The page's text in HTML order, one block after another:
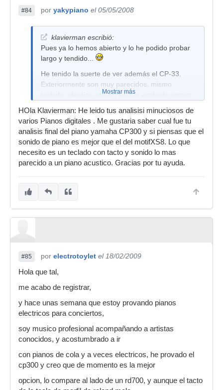
#84 por yakypiano el 05/05/2008
klavierman escribió:
Pues ya lo hemos abierto y lo he podido probar
largo y tendido...
He tenido la suerte de ver además el CP-33.
Exteriormente son muy parecidos, mismo
teclado, identica acción, mismo acabado oscuro
equipamiento.
El CP-33 es un piano de gama media, superior al
P-140 y quizás comparable al antiguo P-90
(aunque con controladores MIDI). Como piano
tiene un sonido interesante, aunque desde mi
teclas pulsadas (parecido a P-140 pero más
MIDI, más voces, etc. Creo que me quedaría con
ligeramente desconcertado ya que necesitaría
darle otro repasito al MP8 para ser capaz de dar
un veredicto claro.
Tiene un buen sonido de piano, ligeramente
metálico como cualquier piano Yamaha, realista
y con bastantes detalles. Sin embargo, desde mi
punto de vista, queda mejor después de hacer
unos cuantos ajustes tanto de la voz en sí
(relación dry/wet del efecto Soundboard, el eq
Mostrar más
HOla Klavierman: He leido tus analisisi minuciosos de
varios Pianos digitales . Me gustaria saber cual fue tu
analisis final del piano yamaha CP300 y si piensas que el
sonido de piano es mejor que el del motifXS8. Lo que
necesito es un teclado con tacto y sonido lo mas
parecido a un piano acustico. Gracias por tu ayuda.
#85 por electrotoylet el 18/02/2009
Hola que tal,
me acabo de registrar,
y hace unas semana que estoy provando pianos
electricos para conciertos,
soy musico profesional acompañando a artistas
conocidos, y acostumbrado a ir
con pianos de cola y a veces electricos, he provado el
cp300 y creo que de momento es la mejor
opcion, lo compare al lado de un rd700, y aunque el tacto